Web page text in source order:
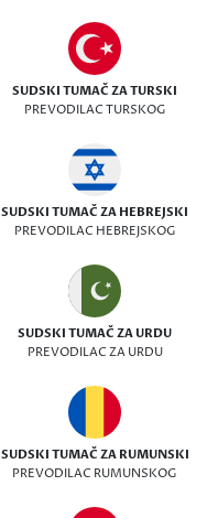
SUDSKI TUMAČ ZA TURSKI
PREVODILAC TURSKOG
SUDSKI TUMAČ ZA HEBREJSKI
PREVODILAC HEBREJSKOG
SUDSKI TUMAČ ZA URDU
PREVODILAC ZA URDU
SUDSKI TUMAČ ZA RUMUNSKI
PREVODILAC RUMUNSKOG